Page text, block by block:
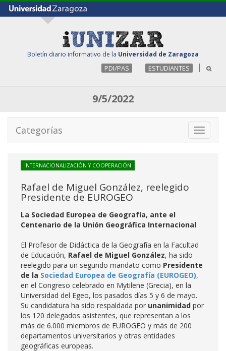
Boletín diario informativo de la Universidad de Zaragoza
PDI/PAS ESTUDIANTES
9/5/2022
Toggle
Categorías
INTERNACIONALIZACIÓN Y COOPERACIÓN
Rafael de Miguel González, reelegido
Presidente de EUROGEO
La Sociedad Europea de Geografía, ante el
Centenario de la Unión Geográfica Internacional
El Profesor de Didáctica de la Geografía en la Facultad
de Educación, Rafael de Miguel González, ha sido
reelegido para un segundo mandato como Presidente
de la Sociedad Europea de Geografía (EUROGEO),
en el Congreso celebrado en Mytilene (Grecia), en la
Universidad del Egeo, los pasados días 5 y 6 de mayo.
Su candidatura ha sido respaldada por unanimidad por
los 120 delegados asistentes, que representan a los
más de 6.000 miembros de EUROGEO y más de 200
departamentos universitarios y otras entidades
geográficas europeas.